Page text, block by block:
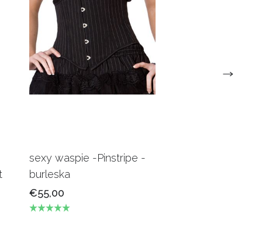
sexy waspie -Pinstripe -
burleska
€55,00